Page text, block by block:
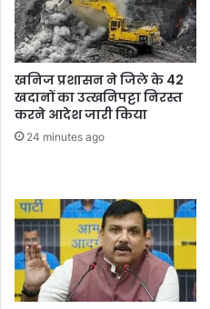
खनिज प्रशासन ने जिले के 42
खदानों का उत्खनिपट्टा निरस्त
करने आदेश जारी किया
24 minutes ago